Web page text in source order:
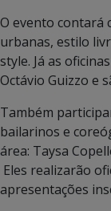
O evento contará
urbanas, estilo
style. Já as
Octávio Guizzo e
Também
bailarinos e
área: Taysa
Eles realizarão
apresentações